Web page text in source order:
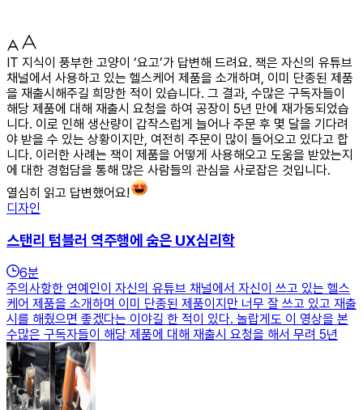
IT 지식이 풍부한 고양이 ‘요고’가 답변해 드려요. 잭은 자신의 유튜브
채널에서 사용하고 있는 헬스케어 제품을 소개하며, 이미 단종된 제품
을 재출시해주길 희망한 적이 있습니다. 그 결과, 수많은 구독자들이
해당 제품에 대해 재출시 요청을 하여 공장이 5년 만에 재가동되었습
니다. 이로 인해 생산량이 갑작스럽게 늘어나 주문 후 몇 달을 기다려
야 받을 수 있는 상황이지만, 여전히 주문이 많이 들어오고 있다고 합
니다. 이러한 사례는 잭이 제품을 어떻게 사용해오고 도움을 받았는지
에 대한 경험담을 통해 많은 사람들의 관심을 사로잡은 것입니다.
열심히 읽고 답변했어요!
디자인
스탠리 텀블러 역주행에 숨은 UX심리학
6분
주의사항한 연예인이 자신의 유튜브 채널에서 자신이 쓰고 있는 헬스
케어 제품을 소개하며 이미 단종된 제품이지만 너무 잘 쓰고 있고 재출
시를 해줬으면 좋겠다는 이야길 한 적이 있다. 놀랍게도 이 영상을 본
수많은 구독자들이 해당 제품에 대해 재출시 요청을 해서 무려 5년